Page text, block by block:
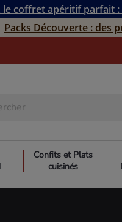
le coffret apéritif parfait
Packs Découverte : des
Confits et Plats
cuisinés